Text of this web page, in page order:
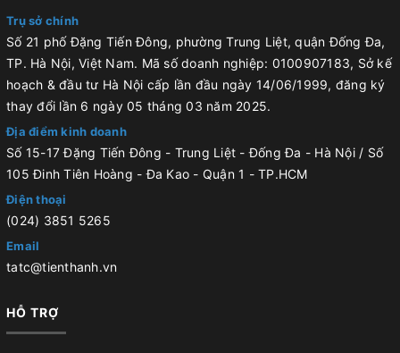
Trụ sở chính
Số 21 phố Đặng Tiến Đông, phường Trung Liệt, quận Đống Đa,
TP. Hà Nội, Việt Nam. Mã số doanh nghiệp: 0100907183, Sở kế
hoạch & đầu tư Hà Nội cấp lần đầu ngày 14/06/1999, đăng ký
thay đổi lần 6 ngày 05 tháng 03 năm 2025.
Địa điểm kinh doanh
Số 15-17 Đặng Tiến Đông - Trung Liệt - Đống Đa - Hà Nội / Số
105 Đinh Tiên Hoàng - Đa Kao - Quận 1 - TP.HCM
Điện thoại
(024) 3851 5265
Email
tatc@tienthanh.vn
HỖ TRỢ